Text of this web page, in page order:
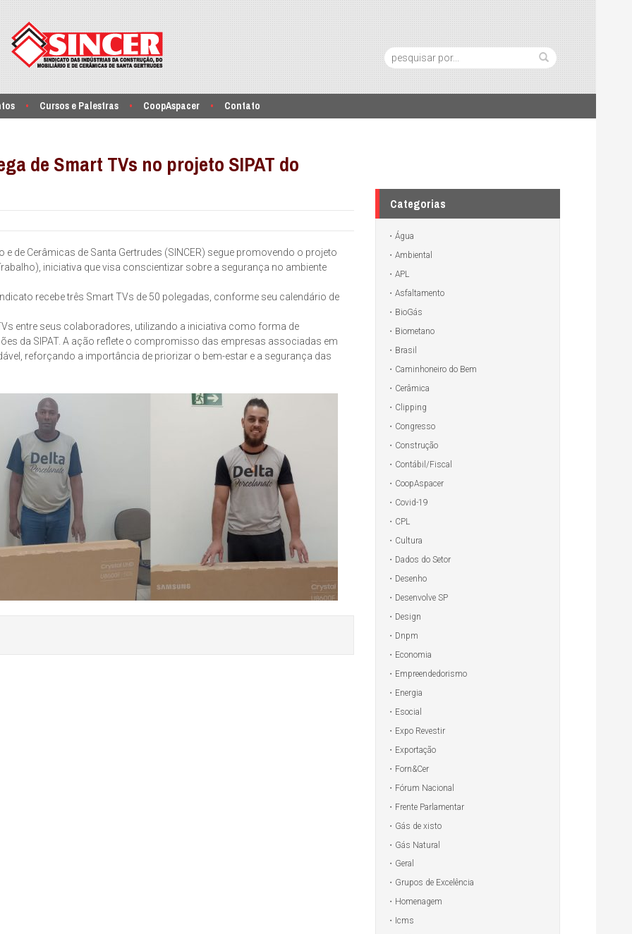
Cursos e Palestras CoopAspacer Contato
Pesquisa:
de Smart TVs no projeto SIPAT do
de Cerâmicas de Santa Gertrudes (SINCER) segue promovendo o projeto
iniciativa que visa conscientizar sobre a segurança no ambiente
recebe três Smart TVs de 50 polegadas, conforme seu calendário de
entre seus colaboradores, utilizando a iniciativa como forma de
da SIPAT. A ação reflete o compromisso das empresas associadas em
reforçando a importância de priorizar o bem-estar e a segurança das
Categorias
Água
Ambiental
APL
Asfaltamento
BioGás
Biometano
Brasil
Caminhoneiro do Bem
Cerâmica
Clipping
Congresso
Construção
Contábil/Fiscal
CoopAspacer
Covid-19
CPL
Cultura
Dados do Setor
Desenho
Desenvolve SP
Design
Dnpm
Economia
Empreendedorismo
Energia
Esocial
Expo Revestir
Exportação
Forn&Cer
Fórum Nacional
Frente Parlamentar
Gás de xisto
Gás Natural
Geral
Grupos de Excelência
Homenagem
Icms